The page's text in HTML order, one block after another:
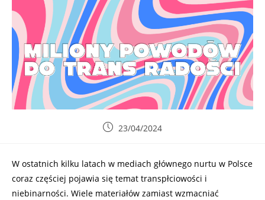
23/04/2024
W ostatnich kilku latach w mediach głównego nurtu w Polsce
coraz częściej pojawia się temat transpłciowości i
niebinarności. Wiele materiałów zamiast wzmacniać